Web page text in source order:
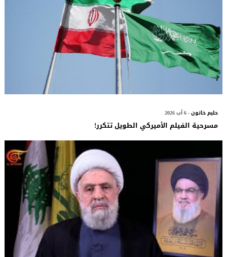
حليم خاتون- 6 آب 2026
مسرحية الفيلم الأميركي الطويل تتكرر!